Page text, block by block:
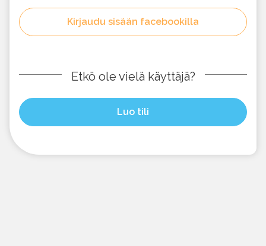
Kirjaudu sisään facebookilla
Etkö ole vielä käyttäjä?
Luo tili